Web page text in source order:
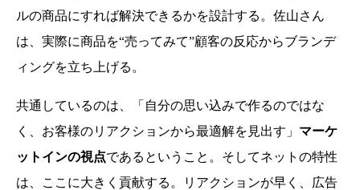
ルの商品にすれば解決できるかを設計する。佐山さん
は、実際に商品を“売ってみて”顧客の反応からブランデ
ィングを立ち上げる。
共通しているのは、「自分の思い込みで作るのではな
く、お客様のリアクションから最適解を見出す」 マーケ
ットインの視点であるということ。そしてネットの特性
は、ここに大きく貢献する。リアクションが早く、広告